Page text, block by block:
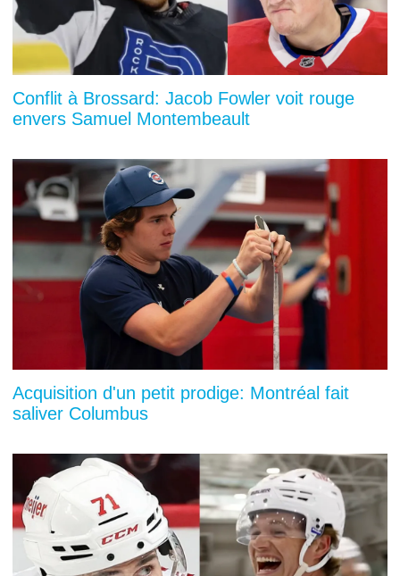
Conflit à Brossard: Jacob Fowler voit rouge
envers Samuel Montembeault
Acquisition d'un petit prodige: Montréal fait
saliver Columbus